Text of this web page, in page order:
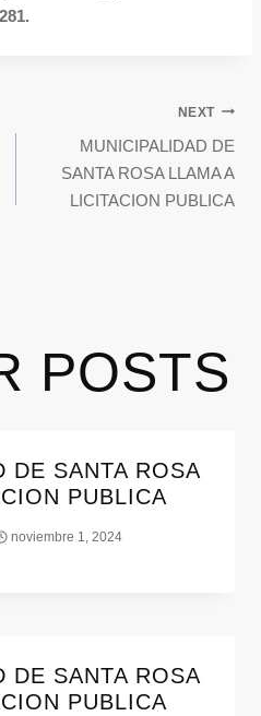
NEXT
MUNICIPALIDAD DE
SANTA ROSA LLAMA A
LICITACION PUBLICA
POSTS
DE SANTA ROSA
PUBLICA
noviembre 1, 2024
DE SANTA ROSA
PUBLICA